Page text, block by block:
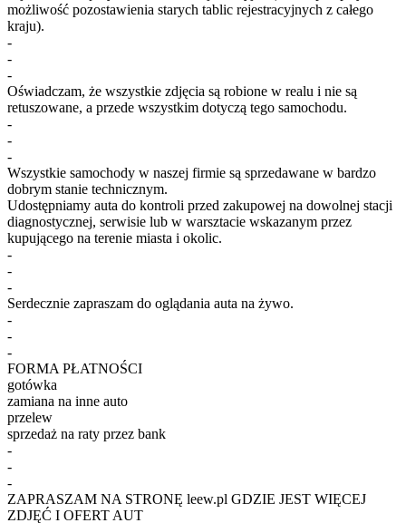
możliwość pozostawienia starych tablic rejestracyjnych z całego
kraju).
-
-
-
Oświadczam, że wszystkie zdjęcia są robione w realu i nie są
retuszowane, a przede wszystkim dotyczą tego samochodu.
-
-
-
Wszystkie samochody w naszej firmie są sprzedawane w bardzo
dobrym stanie technicznym.
Udostępniamy auta do kontroli przed zakupowej na dowolnej stacji
diagnostycznej, serwisie lub w warsztacie wskazanym przez
kupującego na terenie miasta i okolic.
-
-
-
Serdecznie zapraszam do oglądania auta na żywo.
-
-
-
FORMA PŁATNOŚCI
gotówka
zamiana na inne auto
przelew
sprzedaż na raty przez bank
-
-
-
ZAPRASZAM NA STRONĘ leew.pl GDZIE JEST WIĘCEJ
ZDJĘĆ I OFERT AUT